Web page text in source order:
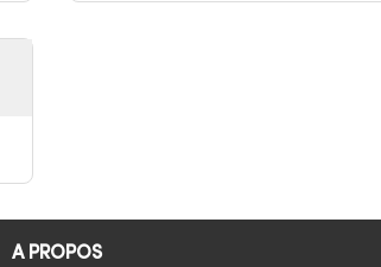
A PROPOS